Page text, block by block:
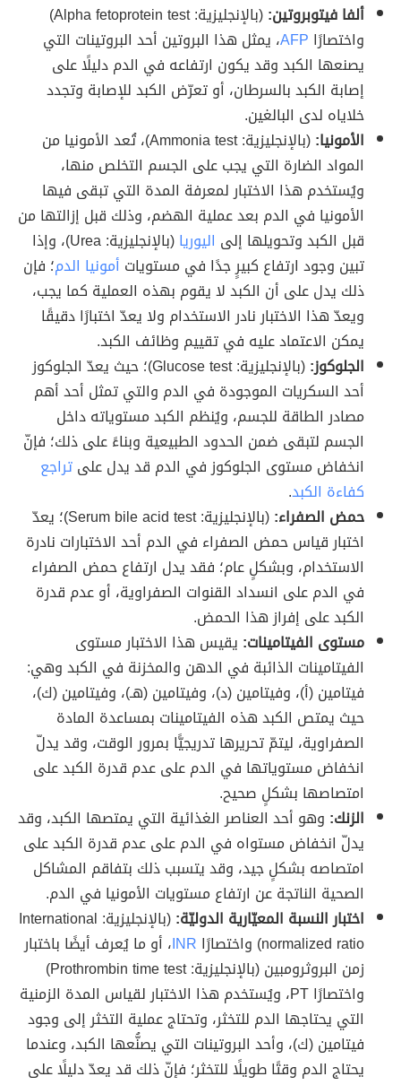
ألفا فيتوبروتين:
(بالإنجليزية: Alpha fetoprotein test)
واختصارًا AFP، يمثل هذا البروتين أحد البروتينات التي
يصنعها الكبد وقد يكون ارتفاعه في الدم دليلًا على
إصابة الكبد بالسرطان، أو تعرّض الكبد للإصابة وتجدد
خلاياه لدى البالغين.
الأمونيا:
(بالإنجليزية: Ammonia test)، تُعد الأمونيا من
المواد الضارة التي يجب على الجسم التخلص منها،
ويُستخدم هذا الاختبار لمعرفة المدة التي تبقى فيها
الأمونيا في الدم بعد عملية الهضم، وذلك قبل إزالتها من
قبل الكبد وتحويلها إلى اليوريا
(بالإنجليزية: Urea)، وإذا
تبين وجود ارتفاع كبيرٍ جدًا في مستويات أمونيا الدم؛ فإن
ذلك يدل على أن الكبد لا يقوم بهذه العملية كما يجب،
ويعدّ هذا الاختبار نادر الاستخدام ولا يعدّ اختبارًا دقيقًا
يمكن الاعتماد عليه في تقييم وظائف الكبد.
الجلوكوز:
(بالإنجليزية: Glucose test)؛ حيث يعدّ الجلوكوز
أحد السكريات الموجودة في الدم والتي تمثل أحد أهم
مصادر الطاقة للجسم، ويُنظم الكبد مستوياته داخل
الجسم لتبقى ضمن الحدود الطبيعية وبناءً على ذلك؛ فإنّ
انخفاض مستوى الجلوكوز في الدم قد يدل علىتراجع
كفاءة الكبد.
حمض الصفراء:
(بالإنجليزية: Serum bile acid test)؛ يعدّ
اختبار قياس حمض الصفراء في الدم أحد الاختبارات نادرة
الاستخدام، وبشكلٍ عام؛ فقد يدل ارتفاع حمض الصفراء
في الدم على انسداد القنوات الصفراوية، أو عدم قدرة
الكبد على إفراز هذا الحمض.
مستوى الفيتامينات: يقيس هذا الاختبار مستوى
الفيتامينات الذائبة في الدهن والمخزنة في الكبد وهي:
فيتامين (أ)، وفيتامين (د)، وفيتامين (هـ)، وفيتامين (ك)،
حيث يمتص الكبد هذه الفيتامينات بمساعدة المادة
الصفراوية، ليتمّ تحريرها تدريجيًّا بمرور الوقت، وقد يدلّ
انخفاض مستوياتها في الدم على عدم قدرة الكبد على
امتصاصها بشكلٍ صحيح.
الزنك: وهو أحد العناصر الغذائية التي يمتصها الكبد، وقد
يدلّ انخفاض مستواه في الدم على عدم قدرة الكبد على
امتصاصه بشكلٍ جيد، وقد يتسبب ذلك بتفاقم المشاكل
الصحية الناتجة عن ارتفاع مستويات الأمونيا في الدم.
اختبار النسبة المعيّارية الدوليّة:
(بالإنجليزية: International
normalized ratio) واختصارًا
INR، أو ما يُعرف أيضًا باختبار
زمن البروثرومبين (بالإنجليزية: Prothrombin time test)
واختصارًا PT، ويُستخدم هذا الاختبار لقياس المدة الزمنية
التي يحتاجها الدم للتخثر، وتحتاج عملية التخثر إلى وجود
فيتامين (ك)، وأحد البروتينات التي يصنُّعها الكبد، وعندما
يحتاج الدم وقتًا طويلًا للتخثر؛ فإنّ ذلك قد يعدّ دليلًا على